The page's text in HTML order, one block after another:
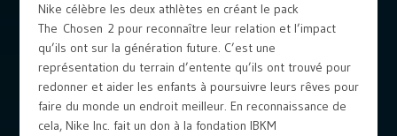
Nike célèbre les deux athlètes en créant le pack
The Chosen 2 pour reconnaître leur relation et l’impact
qu’ils ont sur la génération future. C’est une
représentation du terrain d’entente qu’ils ont trouvé pour
redonner et aider les enfants à poursuivre leurs rêves pour
faire du monde un endroit meilleur. En reconnaissance de
cela, Nike Inc. fait un don à la fondation IBKM